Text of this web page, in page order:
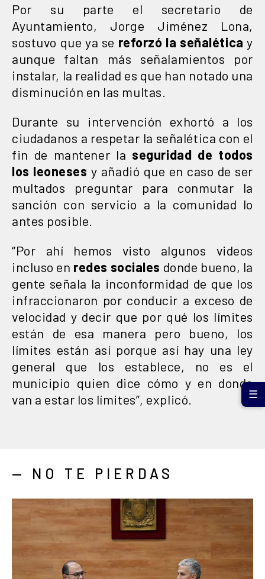
Por su parte el secretario de
Ayuntamiento, Jorge Jiménez Lona,
sostuvo que ya se reforzó la señalética y
aunque faltan más señalamientos por
instalar, la realidad es que han notado una
disminución en las multas.
Durante su intervención exhortó a los
ciudadanos a respetar la señalética con el
fin de mantener la seguridad de todos
los leoneses y añadió que en caso de ser
multados preguntar para conmutar la
sanción con servicio a la comunidad lo
antes posible.
“Por ahí hemos visto algunos videos
incluso en redes sociales donde bueno, la
gente señala la inconformidad de que los
infraccionaron por conducir a exceso de
velocidad y decir que por qué los límites
están de esa manera pero bueno, los
límites están así porque así hay una ley
general que los establece, no es el
municipio quien dice cómo y en donde
van a estar los límites”, explicó.
— NO TE PIERDAS
☰